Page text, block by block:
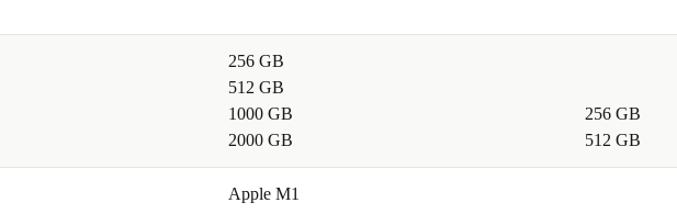
256 GB
512 GB
1000 GB
2000 GB
256 GB
512 GB
Apple M1